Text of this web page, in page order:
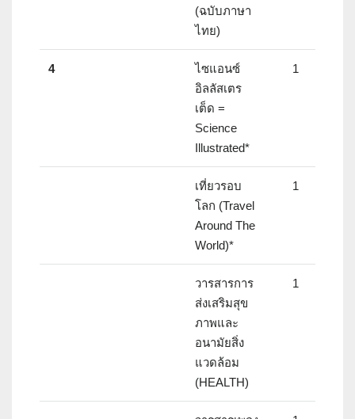
(ฉบับภาษา
ไทย)
4
ไซแอนซ์
อิลลัสเตร
เต็ด =
Science
Illustrated*
1
เที่ยวรอบ
โลก (Travel
Around The
World)*
1
วารสารการ
ส่งเสริมสุข
ภาพและ
อนามัยสิ่ง
แวดล้อม
(HEALTH)
1